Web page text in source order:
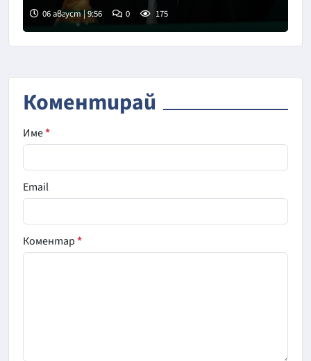
Снимка: Асошиейтед прес
06 август | 9:56 0 175
Коментирай
Име*
Email
Коментар*